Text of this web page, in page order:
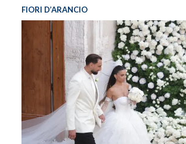
FIORI D’ARANCIO